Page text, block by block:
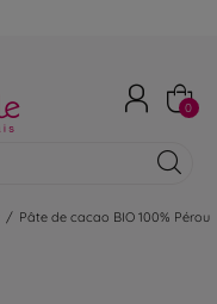
0
/ Pâte de cacao BIO 100% Pérou